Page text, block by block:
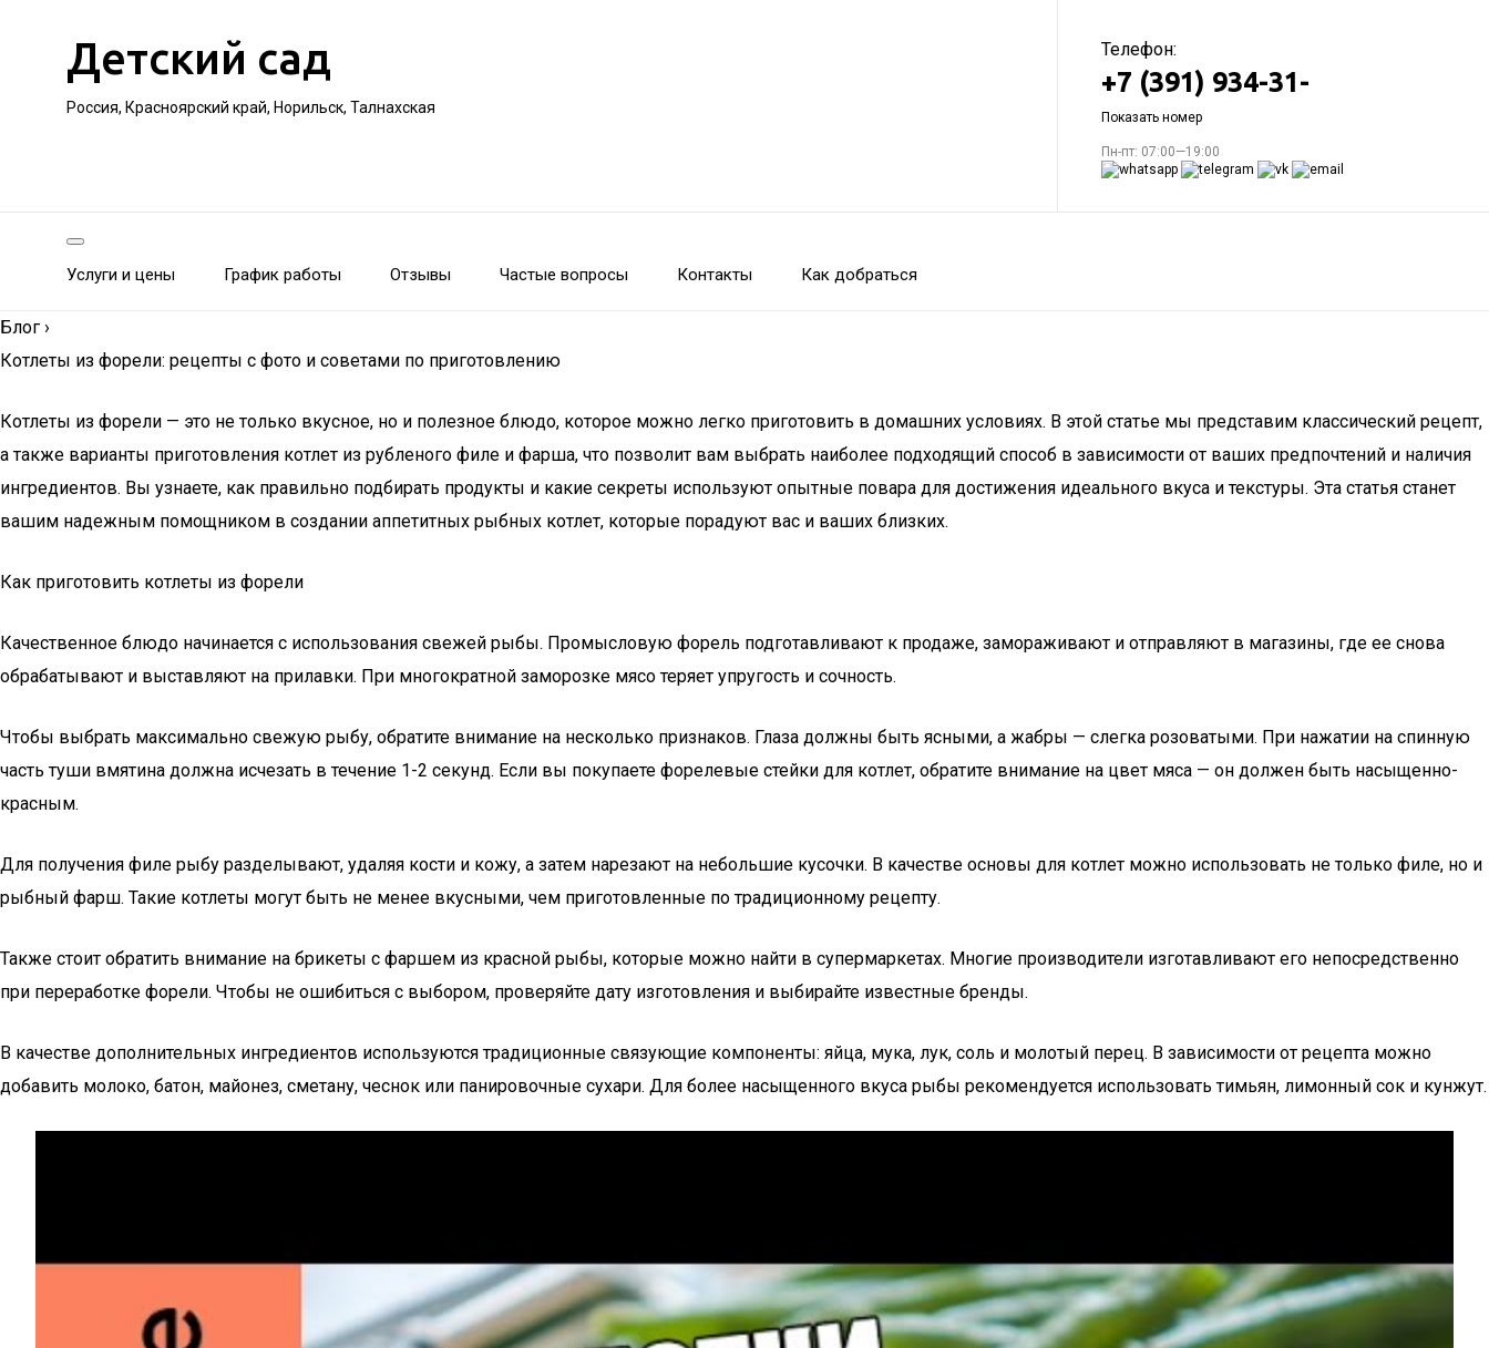
Детский сад
Россия, Красноярский край, Норильск, Талнахская
Телефон:
+7 (391) 934-31-
Показать номер
Пн-пт: 07:00—19:00
Услуги и цены График работы Отзывы Частые вопросы Контакты Как добраться
Блог ›
Котлеты из форели: рецепты с фото и советами по приготовлению
Котлеты из форели — это не только вкусное, но и полезное блюдо, которое можно легко приготовить в домашних условиях. В этой статье мы представим классический рецепт,
а также варианты приготовления котлет из рубленого филе и фарша, что позволит вам выбрать наиболее подходящий способ в зависимости от ваших предпочтений и наличия
ингредиентов. Вы узнаете, как правильно подбирать продукты и какие секреты используют опытные повара для достижения идеального вкуса и текстуры. Эта статья станет
вашим надежным помощником в создании аппетитных рыбных котлет, которые порадуют вас и ваших близких.
Как приготовить котлеты из форели
Качественное блюдо начинается с использования свежей рыбы. Промысловую форель подготавливают к продаже, замораживают и отправляют в магазины, где ее снова
обрабатывают и выставляют на прилавки. При многократной заморозке мясо теряет упругость и сочность.
Чтобы выбрать максимально свежую рыбу, обратите внимание на несколько признаков. Глаза должны быть ясными, а жабры — слегка розоватыми. При нажатии на спинную
часть туши вмятина должна исчезать в течение 1-2 секунд. Если вы покупаете форелевые стейки для котлет, обратите внимание на цвет мяса — он должен быть насыщенно-
красным.
Для получения филе рыбу разделывают, удаляя кости и кожу, а затем нарезают на небольшие кусочки. В качестве основы для котлет можно использовать не только филе, но и
рыбный фарш. Такие котлеты могут быть не менее вкусными, чем приготовленные по традиционному рецепту.
Также стоит обратить внимание на брикеты с фаршем из красной рыбы, которые можно найти в супермаркетах. Многие производители изготавливают его непосредственно
при переработке форели. Чтобы не ошибиться с выбором, проверяйте дату изготовления и выбирайте известные бренды.
В качестве дополнительных ингредиентов используются традиционные связующие компоненты: яйца, мука, лук, соль и молотый перец. В зависимости от рецепта можно
добавить молоко, батон, майонез, сметану, чеснок или панировочные сухари. Для более насыщенного вкуса рыбы рекомендуется использовать тимьян, лимонный сок и кунжут.